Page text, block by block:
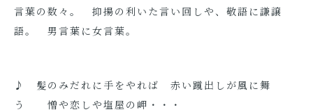
言葉の数々。 抑揚の利いた言い回しや、敬語に謙譲
語。 男言葉に女言葉。
♪ 髪のみだれに手をやれば 赤い蹴出しが風に舞
う 憎や恋しや塩屋の岬・・・